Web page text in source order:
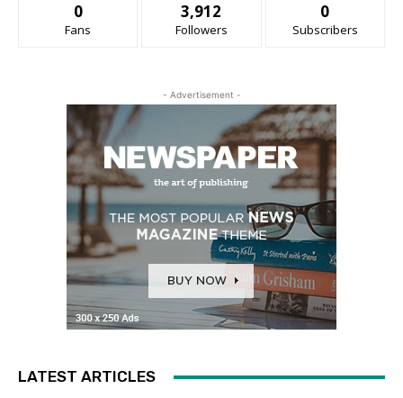
0
Fans
3,912
Followers
0
Subscribers
- Advertisement -
LATEST ARTICLES